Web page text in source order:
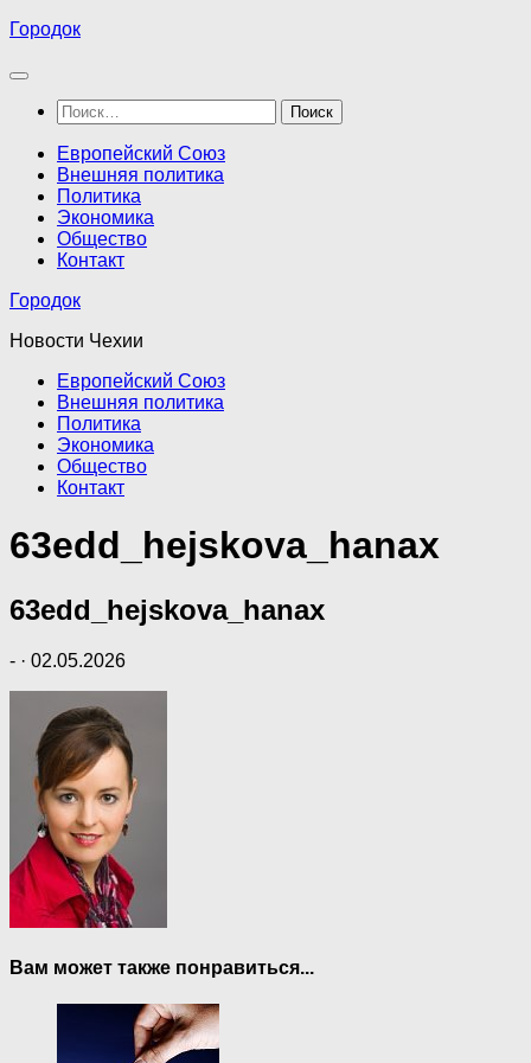
Перейти
содержимому
Городок
Найти:
Европейский Союз
Внешняя политика
Политика
Экономика
Общество
Контакт
Городок
Новости Чехии
Европейский Союз
Внешняя политика
Политика
Экономика
Общество
Контакт
63edd_hejskova_hanax
63edd_hejskova_hanax
- · 02.05.2026
Вам может также понравиться...